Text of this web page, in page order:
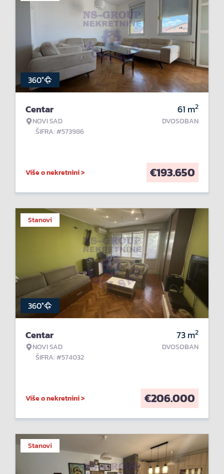
360°
Centar
NOVI SAD
ŠIFRA: #573986
61 m2
DVOSOBAN
Više o nekretnini > €193.650
Stanovi
360°
Centar
NOVI SAD
ŠIFRA: #574032
73m2
DVOSOBAN
Više o nekretnini > €206.000
Stanovi